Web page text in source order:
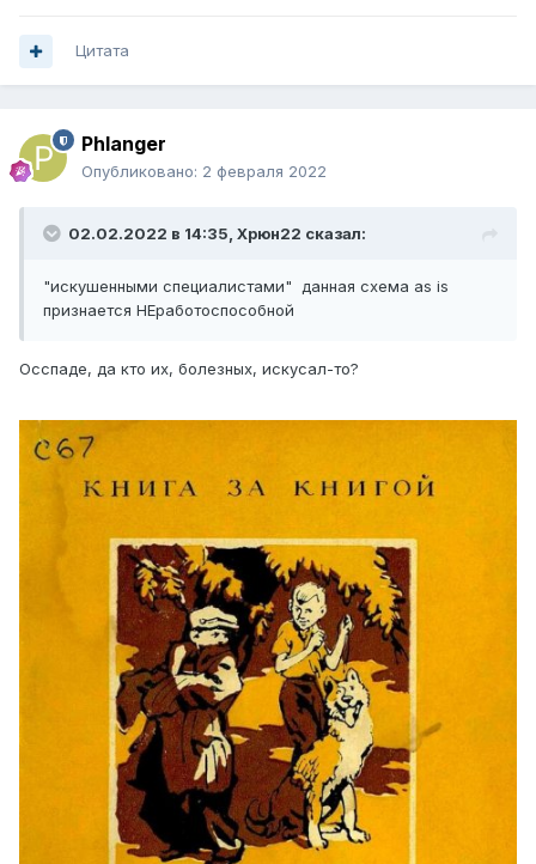
Цитата
Phlanger
Опубликовано: 2 февраля 2022
02.02.2022 в 14:35, Xpюн22 сказал:
"искушенными специалистами" данная схема as is
признается НЕработоспособной
Осспаде, да кто их, болезных, искусал-то?